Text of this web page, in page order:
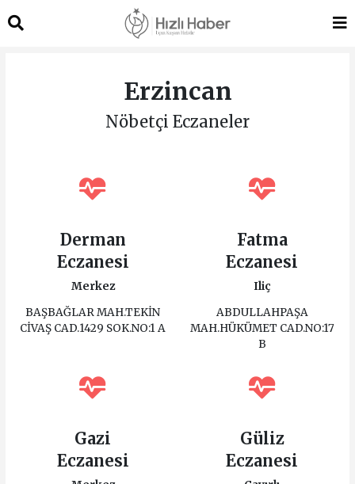
Erzincan
Nöbetçi Eczaneler
Derman
Eczanesi
Merkez
BAŞBAĞLAR MAH.TEKİN
CİVAŞ CAD.1429 SOK.NO:1 A
Fatma
Eczanesi
Iliç
ABDULLAHPAŞA
MAH.HÜKÜMET CAD.NO:17
B
Gazi
Eczanesi
Güliz
Eczanesi